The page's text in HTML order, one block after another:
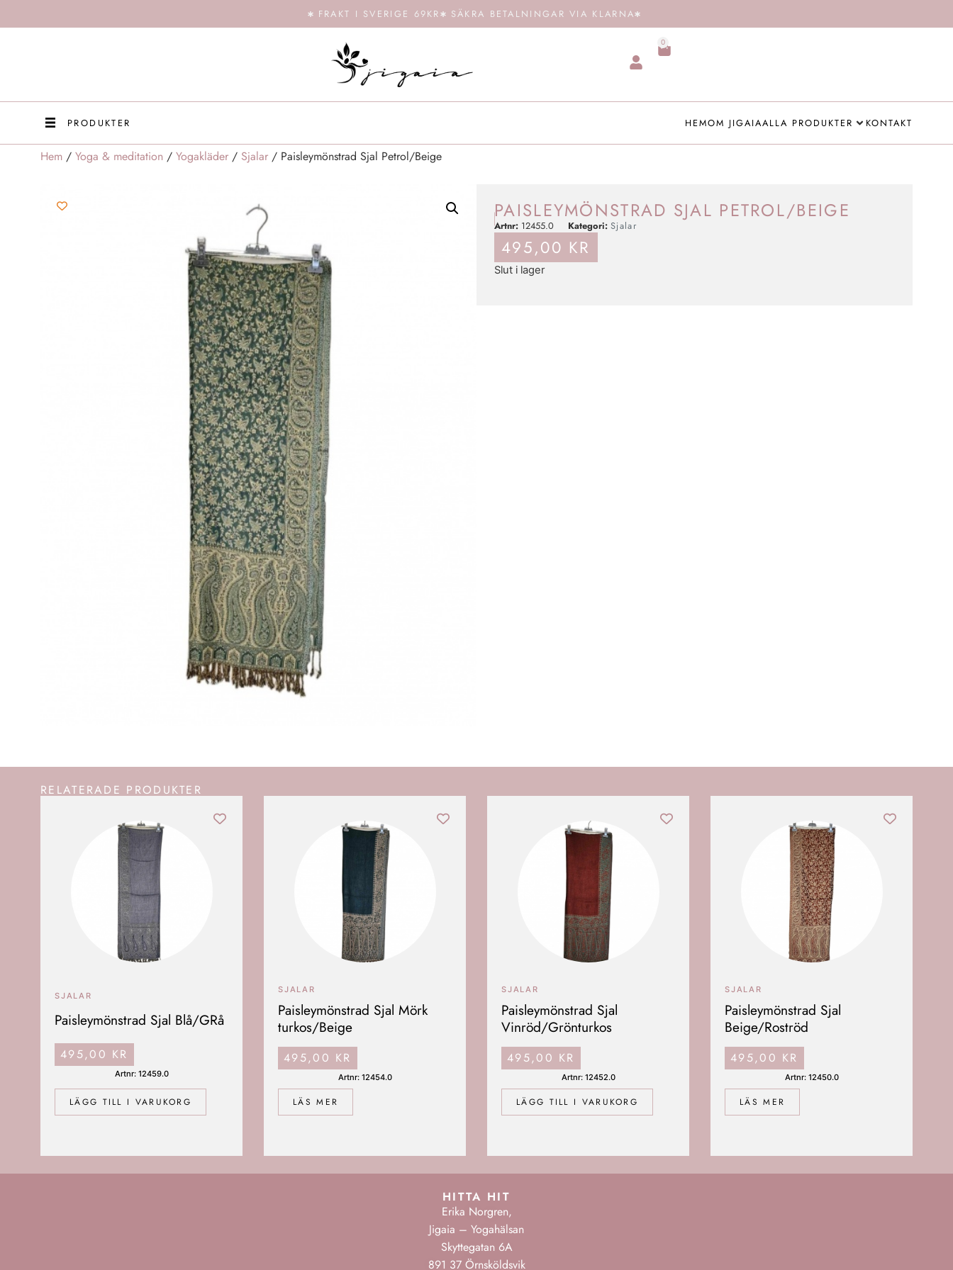
FRAKT I SVERIGE 69KR SÄKRA BETALNINGAR VIA KLARNA
0
PRODUKTER HEMOM JIGAIAALLA PRODUKTER KONTAKT
Hem / Yoga & meditation / Yogakläder / Sjalar / Paisleymönstrad Sjal Petrol/Beige
PAISLEYMÖNSTRAD SJAL PETROL/BEIGE
Artnr: 12455.0 Kategori: Sjalar
495,00 KR
Slut i lager
RELATERADE PRODUKTER
LÄGG TILL I VARUKORG
SJALAR
Paisleymönstrad Sjal Blå/GRå
495,00 KR
Artnr: 12459.0
LÄS MER
SJALAR
Paisleymönstrad Sjal Mörk
turkos/Beige
495,00 KR
Artnr: 12454.0
LÄGG TILL I VARUKORG
SJALAR
Paisleymönstrad Sjal
Vinröd/Grönturkos
495,00 KR
Artnr: 12452.0
LÄS MER
SJALAR
Paisleymönstrad Sjal
Beige/Roströd
495,00 KR
Artnr: 12450.0
HITTA HIT
Erika Norgren,
Jigaia – Yogahälsan
Skyttegatan 6A
891 37 Örnsköldsvik